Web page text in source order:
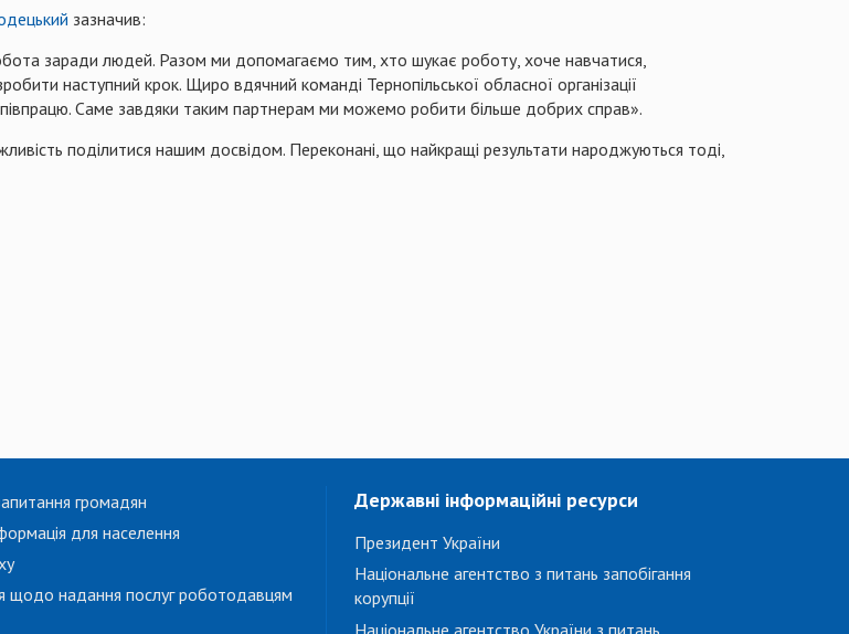
зазначив:
заради людей. Разом ми допомагаємо тим, хто шукає роботу, хоче навчатися,
наступний крок. Щиро вдячний команді Тернопільської обласної організації
співпрацю. Саме завдяки таким партнерам ми можемо робити більше добрих справ».
поділитися нашим досвідом. Переконані, що найкращі результати народжуються тоді,
громадян
для населення
щодо надання послуг роботодавцям
Державні інформаційні ресурси
Президент України
Національне агентство з питань запобігання
корупції
Національне агентство України з питань